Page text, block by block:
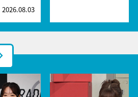
2026.08.03